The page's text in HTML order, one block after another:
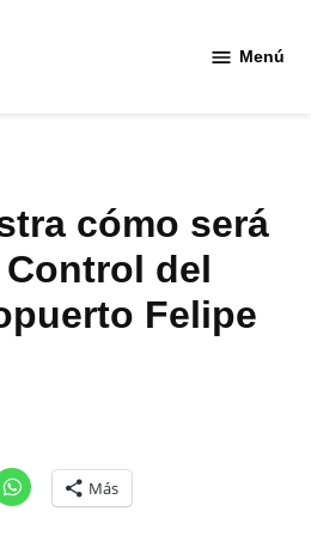
Menú
cómo será
del
Felipe
Haz
clic
para
Más